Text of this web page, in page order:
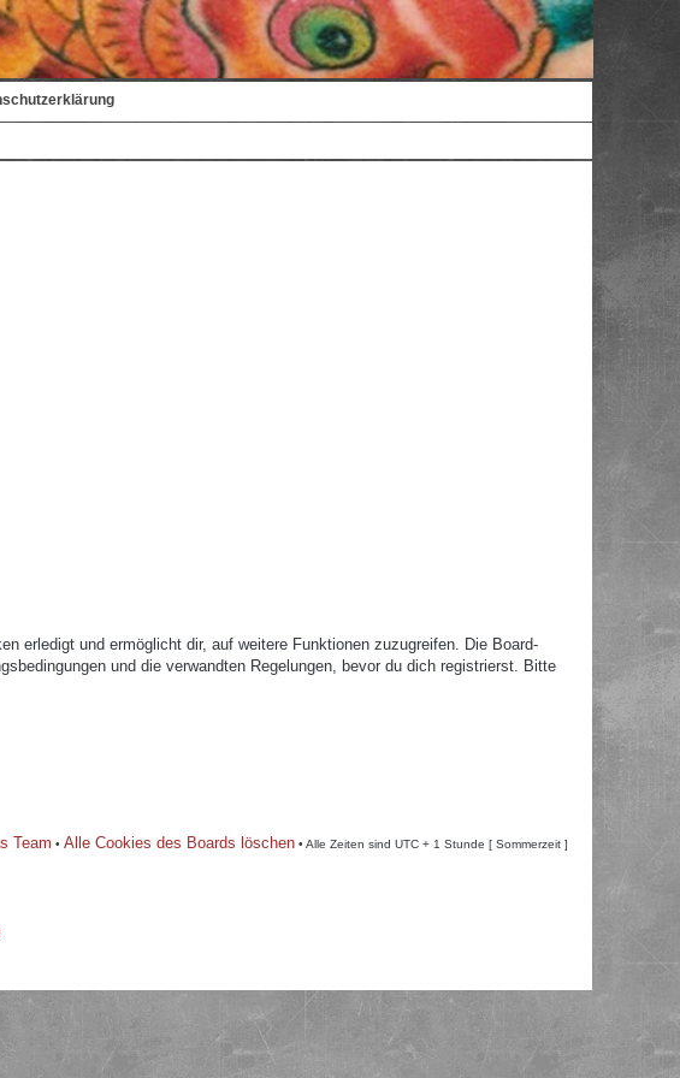
erledigt und ermöglicht dir, auf weitere Funktionen zuzugreifen. Die Board-
und die verwandten Regelungen, bevor du dich registrierst. Bitte
Team • Alle Cookies des Boards löschen • Alle Zeiten sind UTC + 1 Stunde [ Sommerzeit ]